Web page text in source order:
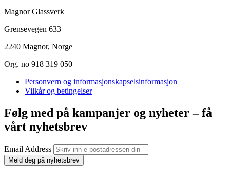
Magnor Glassverk
Grensevegen 633
2240 Magnor, Norge
Org. no 918 319 050
Personvern og informasjonskapselsinformasjon
Vilkår og betingelser
Følg med på kampanjer og nyheter – få
vårt nyhetsbrev
Email Address
Meld deg på nyhetsbrev